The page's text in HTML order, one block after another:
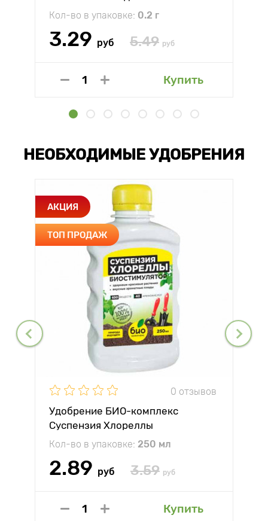
Кол-во в упаковке: 0.2 г
3.29 руб 5.49 руб
Купить
НЕОБХОДИМЫЕ УДОБРЕНИЯ
АКЦИЯ
ТОП ПРОДАЖ
0 отзывов
Удобрение БИО-комплекс
Суспензия Хлореллы
Кол-во в упаковке: 250 мл
2.89 руб 3.59 руб
Купить